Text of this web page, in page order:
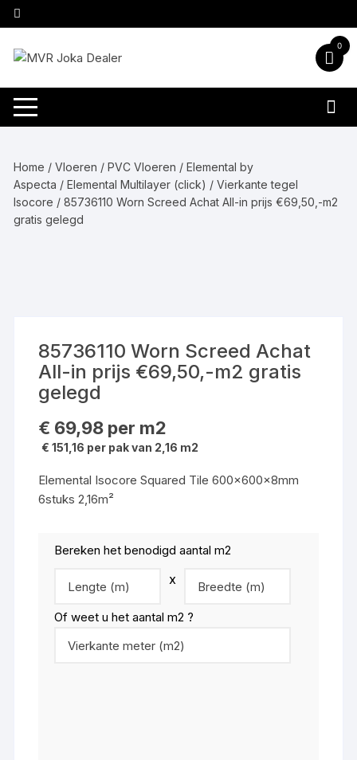
naar
inhoud
0
Home /Vloeren /PVC Vloeren /Elemental by
Aspecta /Elemental Multilayer (click) /Vierkante tegel
Isocore / 85736110 Worn Screed Achat All-in prijs €69,50,-m2
gratis gelegd
85736110 Worn Screed Achat
All-in prijs €69,50,-m2 gratis
gelegd
€ 69,98 per m2
€ 151,16 per pak van 2,16 m2
Elemental Isocore Squared Tile 600x600x8mm
6stuks 2,16m²
Bereken het benodigd aantal m2
x
Of weet u het aantal m2 ?